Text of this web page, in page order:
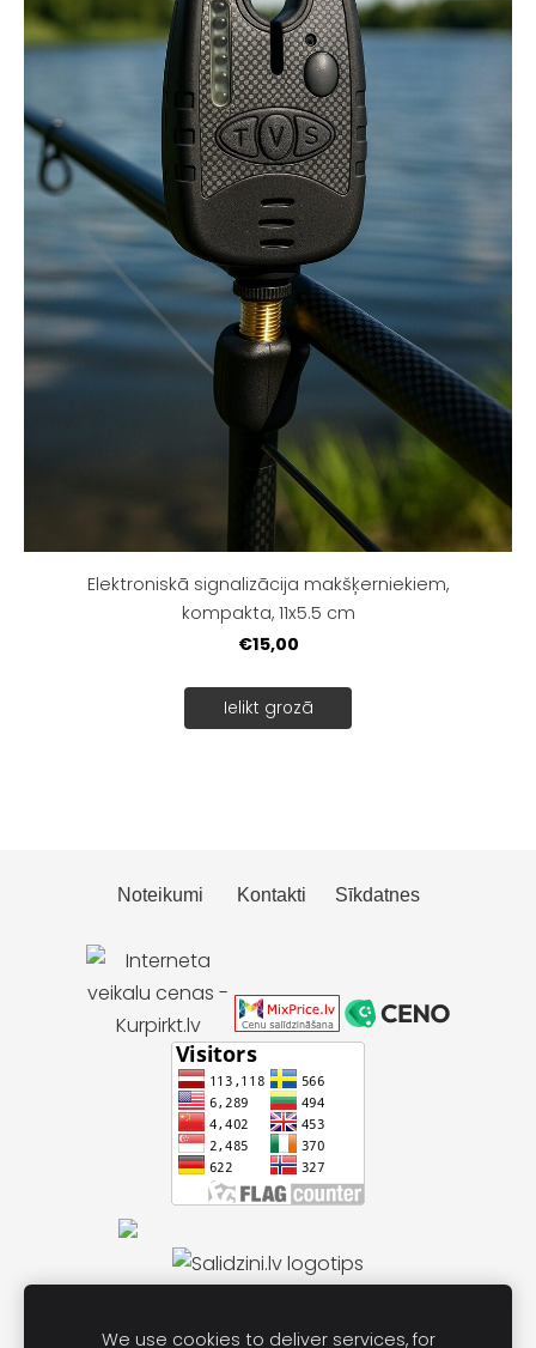
Elektroniskā signalizācija makšķerniekiem,
kompakta, 11x5.5 cm
€15,00
Ielikt grozā
Noteikumi Kontakti Sīkdatnes
We use cookies to deliver services, for